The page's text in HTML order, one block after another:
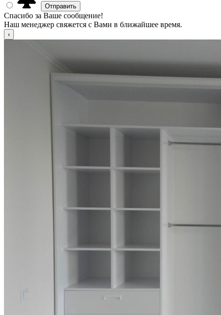
Спасибо за Ваше сообщение!
Наш менеджер свяжется с Вами в ближайшее время.